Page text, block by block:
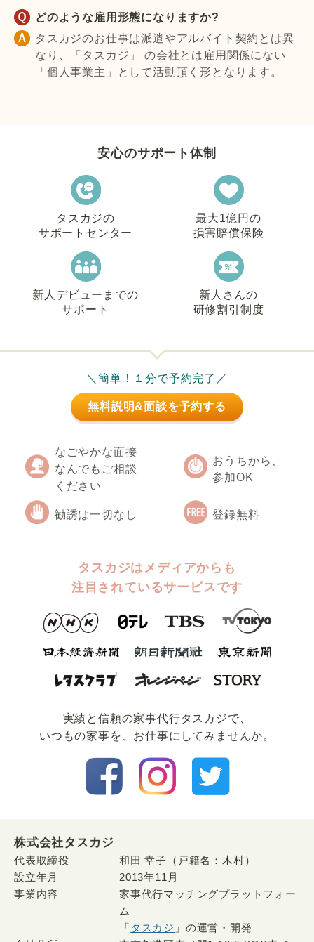
どのような雇用形態になりますか?
タスカジのお仕事は派遣やアルバイト契約とは異
なり、「タスカジ」 の会社とは雇用関係にない
「個人事業主」として活動頂く形となります。
安心のサポート体制
タスカジの
サポートセンター
最大1億円の
損害賠償保険
新人デビューまでの
サポート
新人さんの
研修割引制度
＼簡単！１分で予約完了／
無料説明&面談を予約する
なごやかな面接
なんでもご相談
ください
おうちから、
参加OK
勧誘は一切なし 登録無料
タスカジはメディアからも
注目されているサービスです
実績と信頼の家事代⾏タスカジで、
いつもの家事を、お仕事にしてみませんか。
株式会社タスカジ
代表取締役
和田 幸子（戸籍名：木村）
設立年月
2013年11月
事業内容
家事代行マッチングプラットフォー
ム
「 タスカジ 」の運営・開発